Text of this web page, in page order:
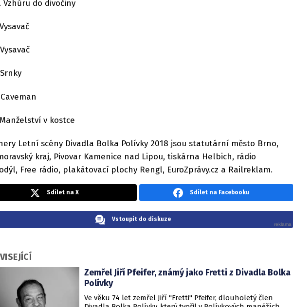
Vzhůru do divočiny
v kostce
Letní scény Divadla Bolka Polívky 2018 jsou statutární město Brno,
kraj, Pivovar Kamenice nad Lipou, tiskárna Helbich, rádio
Free rádio, plakátovací plochy Rengl, EuroZprávy.cz a Railreklam.
Sdílet na X Sdílet na Facebooku
Vstoupit do diskuze
Zemřel Jiří Pfeifer, známý jako Fretti z Divadla Bolka
Polívky
Ve věku 74 let zemřel Jiří "Fretti" Pfeifer, dlouholetý člen